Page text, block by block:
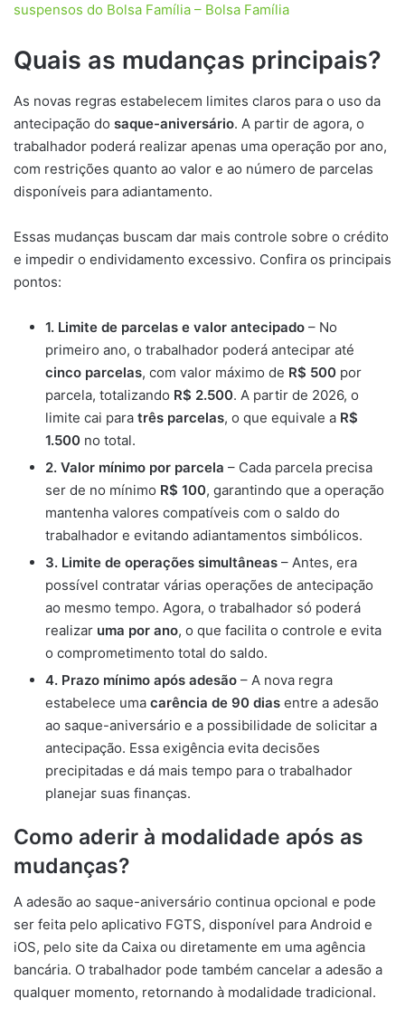
suspensos do Bolsa Família – Bolsa Família
Quais as mudanças principais?
As novas regras estabelecem limites claros para o uso da
antecipação do saque-aniversário. A partir de agora, o
trabalhador poderá realizar apenas uma operação por ano,
com restrições quanto ao valor e ao número de parcelas
disponíveis para adiantamento.
Essas mudanças buscam dar mais controle sobre o crédito
e impedir o endividamento excessivo. Confira os principais
pontos:
1. Limite de parcelas e valor antecipado – No
primeiro ano, o trabalhador poderá antecipar até
cinco parcelas, com valor máximo de R$ 500 por
parcela, totalizando R$ 2.500. A partir de 2026, o
limite cai para três parcelas, o que equivale a R$
1.500 no total.
2. Valor mínimo por parcela – Cada parcela precisa
ser de no mínimo R$ 100, garantindo que a operação
mantenha valores compatíveis com o saldo do
trabalhador e evitando adiantamentos simbólicos.
3. Limite de operações simultâneas – Antes, era
possível contratar várias operações de antecipação
ao mesmo tempo. Agora, o trabalhador só poderá
realizar uma por ano, o que facilita o controle e evita
o comprometimento total do saldo.
4. Prazo mínimo após adesão – A nova regra
estabelece uma carência de 90 dias entre a adesão
ao saque-aniversário e a possibilidade de solicitar a
antecipação. Essa exigência evita decisões
precipitadas e dá mais tempo para o trabalhador
planejar suas finanças.
Como aderir à modalidade após as
mudanças?
A adesão ao saque-aniversário continua opcional e pode
ser feita pelo aplicativo FGTS, disponível para Android e
iOS, pelo site da Caixa ou diretamente em uma agência
bancária. O trabalhador pode também cancelar a adesão a
qualquer momento, retornando à modalidade tradicional.